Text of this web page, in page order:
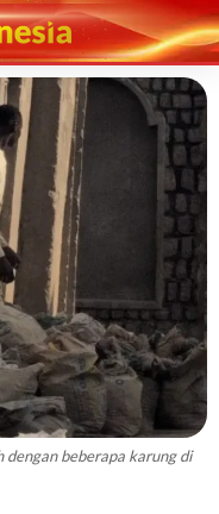
dengan beberapa karung di